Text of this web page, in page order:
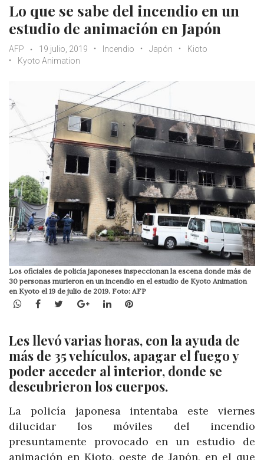
Lo que se sabe del incendio en un
estudio de animación en Japón
AFP 19 julio, 2019 Incendio Japón
Kioto
Kyoto Animation
Los oficiales de policía japoneses inspeccionan la escena donde más de
30 personas murieron en un incendio en el estudio de Kyoto Animation
en Kyoto el 19 de julio de 2019. Foto: AFP
WhatsApp
Facebook
TwitterGoogle+LinkedInPinterest
Les llevó varias horas, con la ayuda de
más de 35 vehículos, apagar el fuego y
poder acceder al interior, donde se
descubrieron los cuerpos.
La policía japonesa intentaba este viernes
dilucidar los móviles del incendio
presuntamente provocado en un estudio de
animación en Kioto, oeste de Japón, en el que